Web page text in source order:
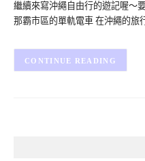
繼續來寫沖繩自由行的遊記喔～
那霸市區的單軌電車 在沖繩的
CONTINUE READING